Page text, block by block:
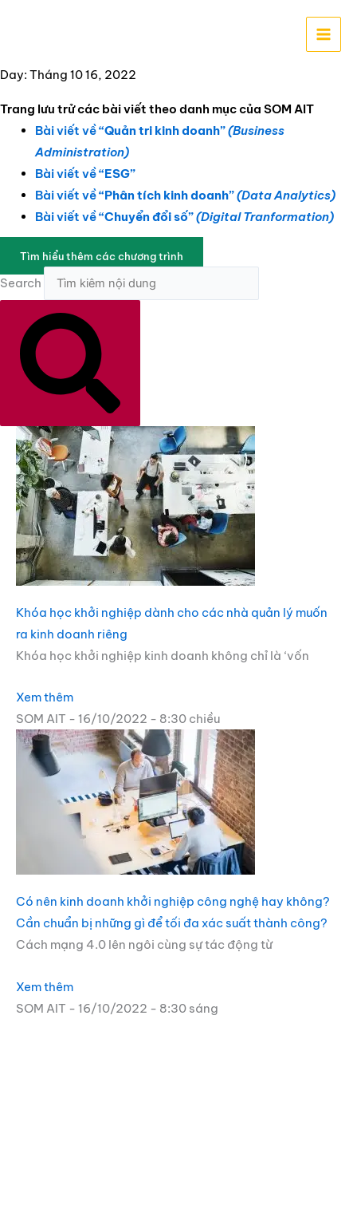
dung
Day: Tháng 10 16, 2022
Trang lưu trử các bài viết theo danh mục của SOM AIT
Bài viết về“Quản tri kinh doanh”(Business
Administration)
Bài viết về“ESG”
Bài viết về“Phân tích kinh doanh”(Data Analytics)
Bài viết về“Chuyển đổi số”(Digital Tranformation)
Tìm hiểu thêm các chương trình
Search
Khóa học khởi nghiệp dành cho các nhà quản lý muốn
ra kinh doanh riêng
Khóa học khởi nghiệp kinh doanh không chỉ là ‘vốn
Xem thêm
SOM AIT
16/10/2022 8:30 chiều
Có nên kinh doanh khởi nghiệp công nghệ hay không?
Cần chuẩn bị những gì để tối đa xác suất thành công?
Cách mạng 4.0 lên ngôi cùng sự tác động từ
Xem thêm
SOM AIT
16/10/2022 8:30 sáng